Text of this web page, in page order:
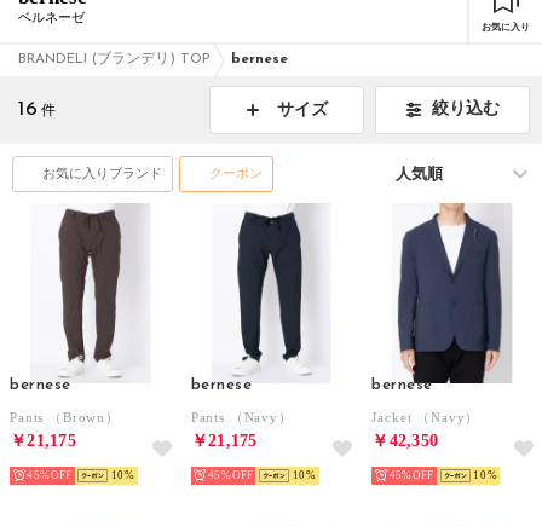
ベルネーゼ
お気に入り
BRANDELI (ブランデリ) TOP bernese
16 件 サイズ 絞り込む
お気に入りブランド クーポン
bernese
Pants （Brown）
￥21,175
45% 10
bernese
Pants （Navy）
￥21,175
45% 10
bernese
Jacket （Navy）
￥42,350
45% 10